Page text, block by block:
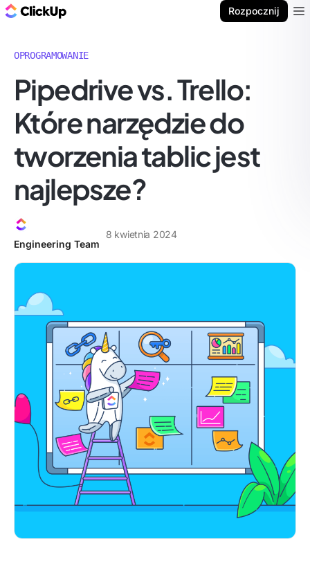
Rozpocznij
OPROGRAMOWANIE
Pipedrive vs. Trello:
Które narzędzie do
tworzenia tablic jest
najlepsze?
Engineering Team
8 kwietnia 2024